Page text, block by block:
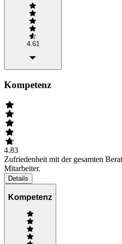
4.61
Kompetenz
4.83
Zufriedenheit mit der gesamten
Mitarbeiter.
Details
Kompetenz